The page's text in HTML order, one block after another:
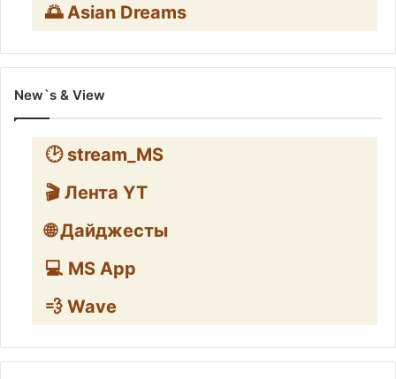
🌅 Asian Dreams
New`s & View
🕑 stream_MS
🎬 Лента YT
🌐 Дайджесты
💻 MS App
💨 Wave